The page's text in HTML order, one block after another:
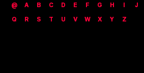
@
A B C D E F G H I J
Q
R S T U V W X Y Z